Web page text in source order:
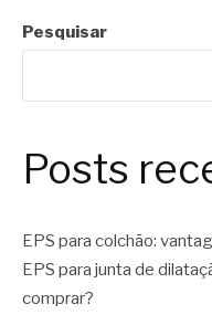
Pesquisar
Posts
EPS para colchão:
EPS para junta de
comprar?